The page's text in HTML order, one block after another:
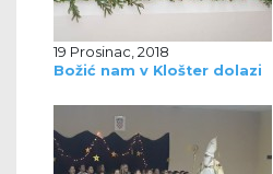
19 Prosinac, 2018
Božić nam v Klošter dolazi